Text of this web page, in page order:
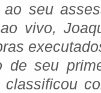
ao seu
vivo,
de seu